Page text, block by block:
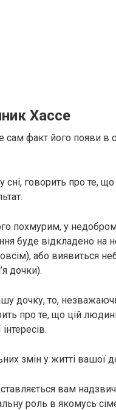
Хассе
факт його появи в
говорить про те, що
похмурим, у
буде відкладено на
або виявиться
дочки).
дочку, то,
про те, що цій
змін у житті вашої
вам
роль в якомусь